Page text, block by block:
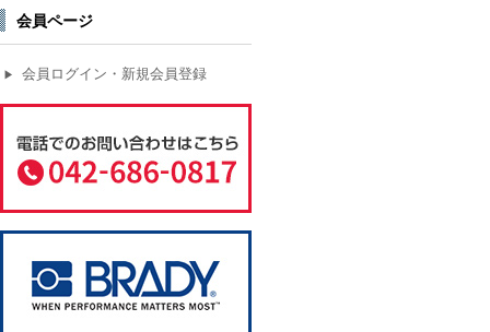
会員ページ
▶ 会員ログイン・新規会員登録